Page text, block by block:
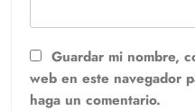
Guardar mi nombre,
web en este navegador
haga un comentario.